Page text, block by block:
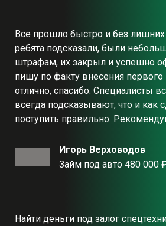
Все прошло быстро и без
ребята подсказали, были
штрафам, их закрыл и успешно
пишу по факту внесения первого
отлично, спасибо. Специалисты
всегда подсказывают, что и как
поступить правильно.
Игорь Верховодов
Займ под авто 480 000
Найти деньги под залог